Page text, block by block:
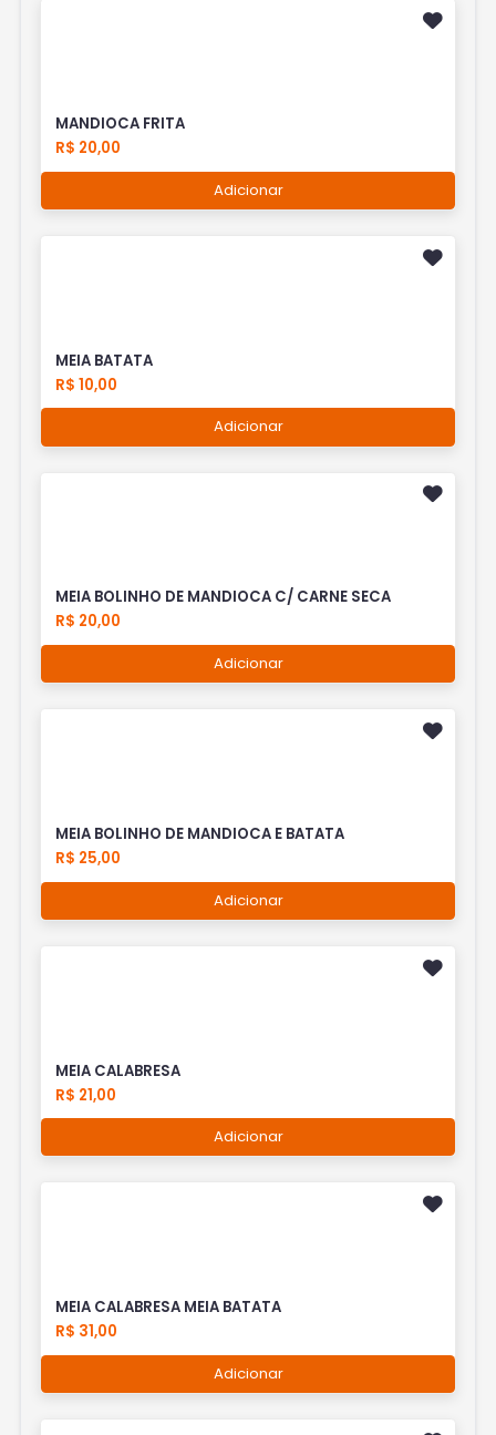
MANDIOCA FRITA
R$ 20,00
Adicionar
MEIA BATATA
R$ 10,00
Adicionar
MEIA BOLINHO DE MANDIOCA C/ CARNE SECA
R$ 20,00
Adicionar
MEIA BOLINHO DE MANDIOCA E BATATA
R$ 25,00
Adicionar
MEIA CALABRESA
R$ 21,00
Adicionar
MEIA CALABRESA MEIA BATATA
R$ 31,00
Adicionar